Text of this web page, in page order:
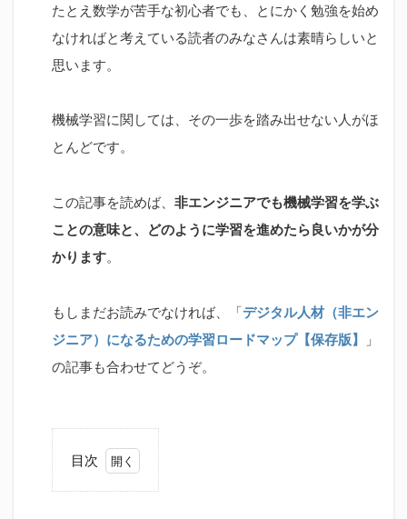
たとえ数学が苦手な初心者でも、とにかく勉強を始め
なければと考えている読者のみなさんは素晴らしいと
思います。
機械学習に関しては、その一歩を踏み出せない人がほ
とんどです。
この記事を読めば、非エンジニアでも機械学習を学ぶ
ことの意味と、どのように学習を進めたら良いかが分
かります。
もしまだお読みでなければ、「デジタル人材（非エン
ジニア）になるための学習ロードマップ【保存版】
」
の記事も合わせてどうぞ。
目次